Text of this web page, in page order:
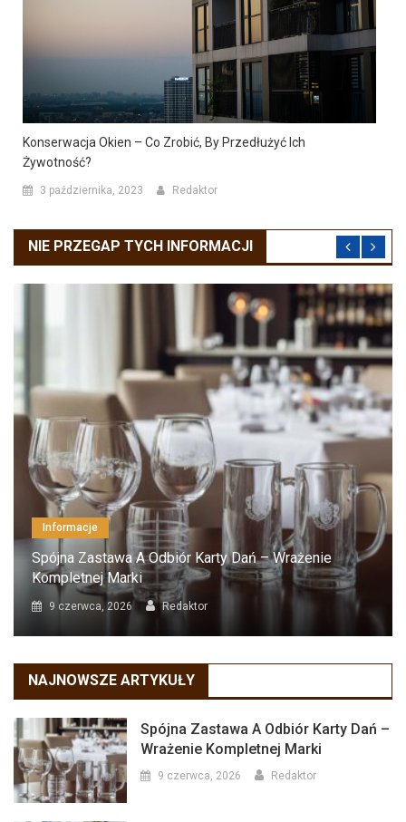
Konserwacja Okien – Co Zrobić, By Przedłużyć Ich
Żywotność?
3 października, 2023 Redaktor
NIE PRZEGAP TYCH INFORMACJI
Informacje
Spójna Zastawa A Odbiór Karty Dań – Wrażenie
Kompletnej Marki
9 czerwca, 2026 Redaktor
NAJNOWSZE ARTYKUŁY
Spójna Zastawa A Odbiór Karty Dań –
Wrażenie Kompletnej Marki
9 czerwca, 2026 Redaktor